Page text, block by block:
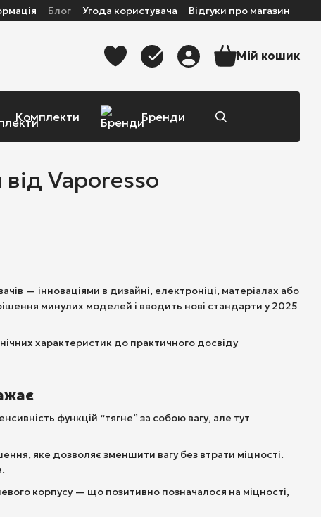
Блог Угода користувача Відгуки про магазин
Мій кошик
Комплекти Бренди
Vaporesso
— інноваціями в дизайні, електроніці, матеріалах або
минулих моделей і вводить нові стандарти у 2025
характеристик до практичного досвіду
функцій “тягне” за собою вагу, але тут
яке дозволяє зменшити вагу без втрати міцності.
корпусу — що позитивно позначалося на міцності,